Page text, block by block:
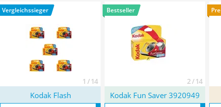
Lichtwecker
Acer Aspire
Vergleichssieger
1 / 14
Bestseller
2 / 14
Kodak Flash Kodak Fun Saver 3920949